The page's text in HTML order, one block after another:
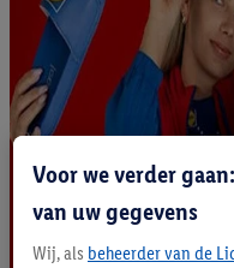
Voor we verder
van uw gegevens
Wij, als beheerder van de